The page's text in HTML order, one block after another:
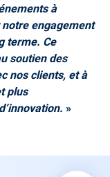
à
engagement
terme. Ce
soutien des
nos clients, et à
plus
»